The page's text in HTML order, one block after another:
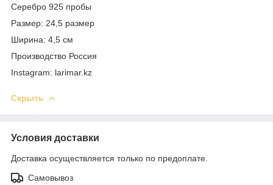
Серебро 925 пробы
Размер: 24,5 размер
Ширина: 4,5 см
Производство Россия
Instagram: larimar.kz
Скрыть
Условия доставки
Доставка осуществляется только по предоплате.
Самовывоз